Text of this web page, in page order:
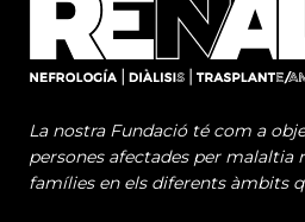
La nostra Fundació té com a
persones afectades per malaltia
famílies en els diferents àmbits